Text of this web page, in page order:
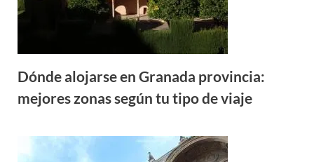
Dónde alojarse en Granada provincia:
mejores zonas según tu tipo de viaje